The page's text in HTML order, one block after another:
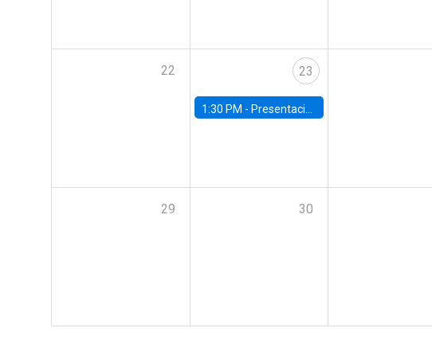
22 23
1:30 PM - Presentación IPoM de septiembre
29 30